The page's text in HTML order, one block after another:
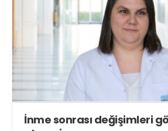
İnme sonrası değişimleri